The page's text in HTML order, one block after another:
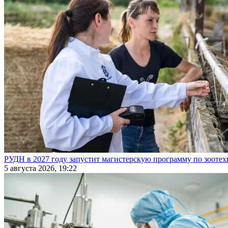
РУДН в 2027 году запустит магистерскую программу по
5 августа 2026, 19:22